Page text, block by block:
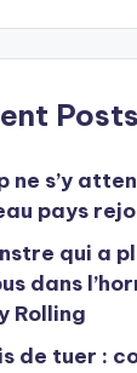
Posts
ne s’y
pays
qui a
dans
Rolling
de tuer :